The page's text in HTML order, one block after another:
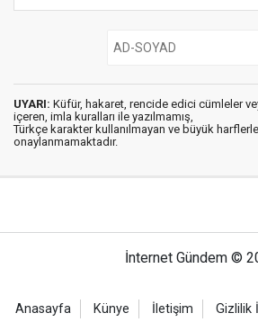
UYARI: Küfür, hakaret, rencide edici cümleler
içeren, imla kuralları ile yazılmamış,
Türkçe karakter kullanılmayan ve büyük
onaylanmamaktadır.
İnternet Gündem ©
Anasayfa Künye İletişim Gizlilik